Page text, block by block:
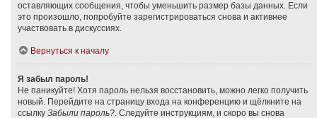
оставляющих сообщения, чтобы уменьшить размер базы данных. Если
это произошло, попробуйте зарегистрироваться снова и активнее
участвовать в дискуссиях.
Вернуться к началу
Я забыл пароль!
Не паникуйте! Хотя пароль нельзя восстановить, можно легко получить
новый. Перейдите на страницу входа на конференцию и щёлкните на
ссылку Забыли пароль?. Следуйте инструкциям, и скоро вы снова